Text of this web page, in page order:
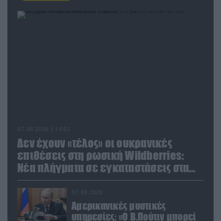
Δεν έχουν «τέλος» οι ουκρανικές
επιθέσεις στη ρωσική Wildberries:
Νέα πλήγματα σε εγκαταστάσεις στα
Ουράλια
Αμερικανικές μυστικές
υπηρεσίες: «Ο Β.Πούτιν μπορεί